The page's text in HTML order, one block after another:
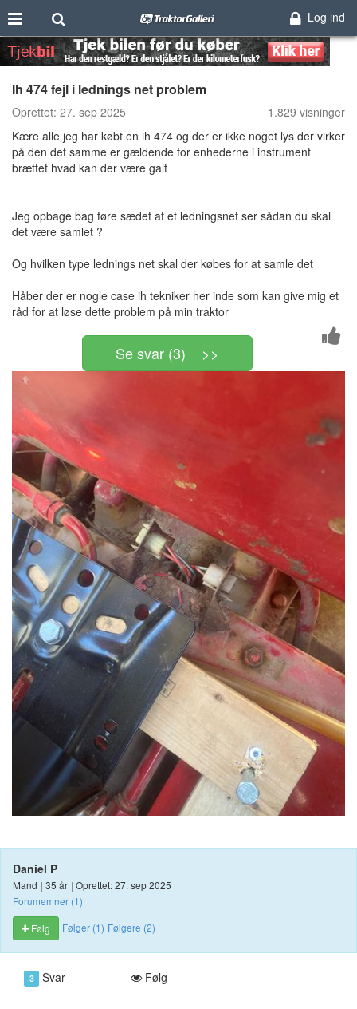
Log ind
Ih 474 fejl i lednings net problem
Oprettet: 27. sep 2025
1.829 visninger
Kære alle jeg har købt en ih 474 og der er ikke noget lys der virker
på den det samme er gældende for enhederne i instrument
brættet hvad kan der være galt
Jeg opbage bag føre sædet at et ledningsnet ser sådan du skal
det være samlet ?
Og hvilken type lednings net skal der købes for at samle det
Håber der er nogle case ih tekniker her inde som kan give mig et
råd for at løse dette problem på min traktor
Se svar (3) >>
Daniel P
Mand | 35 år | Oprettet: 27. sep 2025
Forumemner (1)
Følg
Følger (1) Følgere (2)
3 Svar Følg